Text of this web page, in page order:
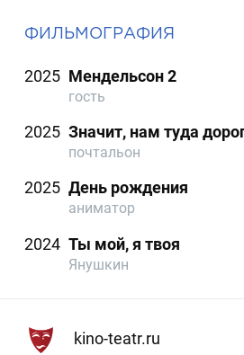
ФИЛЬМОГРАФИЯ
2025 Мендельсон 2
гость
2025 Значит, нам туда
почтальон
2025 День рождения
аниматор
2024 Ты мой, я твоя
Янушкин
kino-teatr.ru